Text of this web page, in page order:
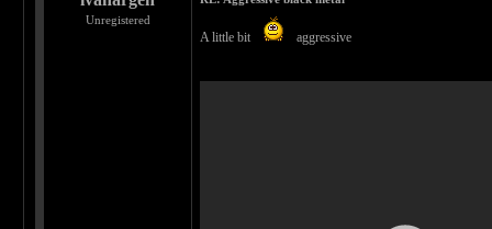
Unregistered
A little bit aggressive